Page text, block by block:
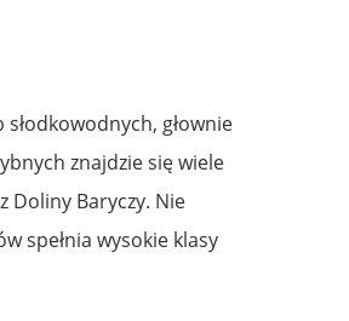
głownie
znajdzie się wiele
Baryczy. Nie
spełnia wysokie klasy